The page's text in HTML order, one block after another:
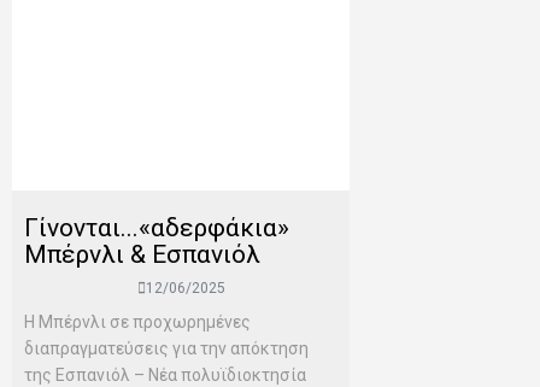
Γίνονται...«αδερφάκια»
Μπέρνλι & Εσπανιόλ
12/06/2025
Η Μπέρνλι σε προχωρημένες
διαπραγματεύσεις για την απόκτηση
της Εσπανιόλ – Νέα πολυϊδιοκτησία